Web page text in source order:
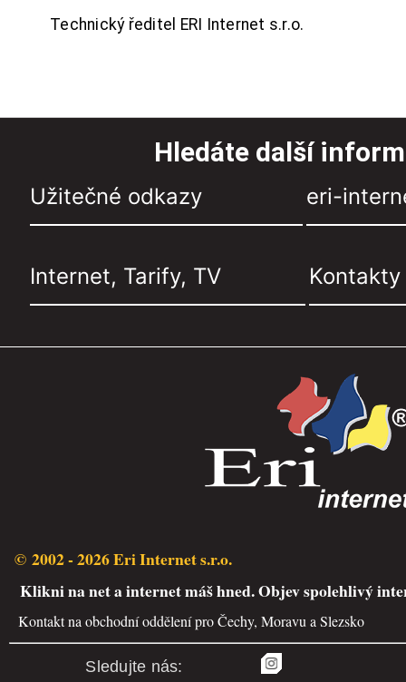
Technický ředitel ERI Internet s.r.o.
Hledáte další
Užitečné odkazy eri-
Internet, Tarify, TV Kontakty
© 2002 - 2026 Eri Internet s.r.o.
Klikni na net a internet máš hned. Objev spolehlivý
Kontakt na obchodní oddělení pro Čechy, Moravu a Slezsko
Sledujte nás: